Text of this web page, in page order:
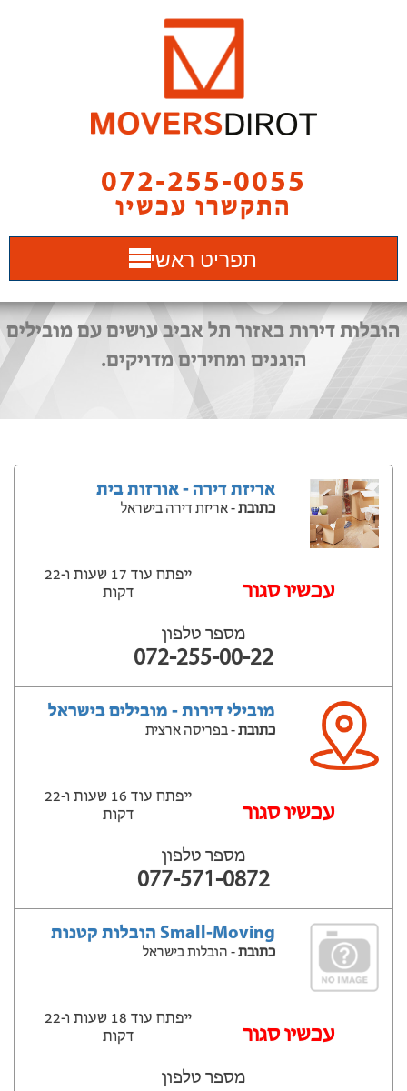
072-255-0055
התקשרו עכשיו
תפריט ראשי
הובלות דירות באזור תל אביב עושים עם מובילים
הוגנים ומחירים מדויקים.
אריזת דירה - אורזות בית
כתובת- אריזת דירה בישראל
עכשיו סגור
ייפתח עוד 17 שעות ‫ו-22
דקות
מספר טלפון
072-255-00-22
מובילי דירות - מובילים בישראל
כתובת- בפריסה ארצית
עכשיו סגור
ייפתח עוד 16 שעות ‫ו-22
דקות
מספר טלפון
077-571-0872
Small-Moving הובלות קטנות
כתובת- הובלות בישראל
עכשיו סגור
ייפתח עוד 18 שעות ‫ו-22
דקות
מספר טלפון